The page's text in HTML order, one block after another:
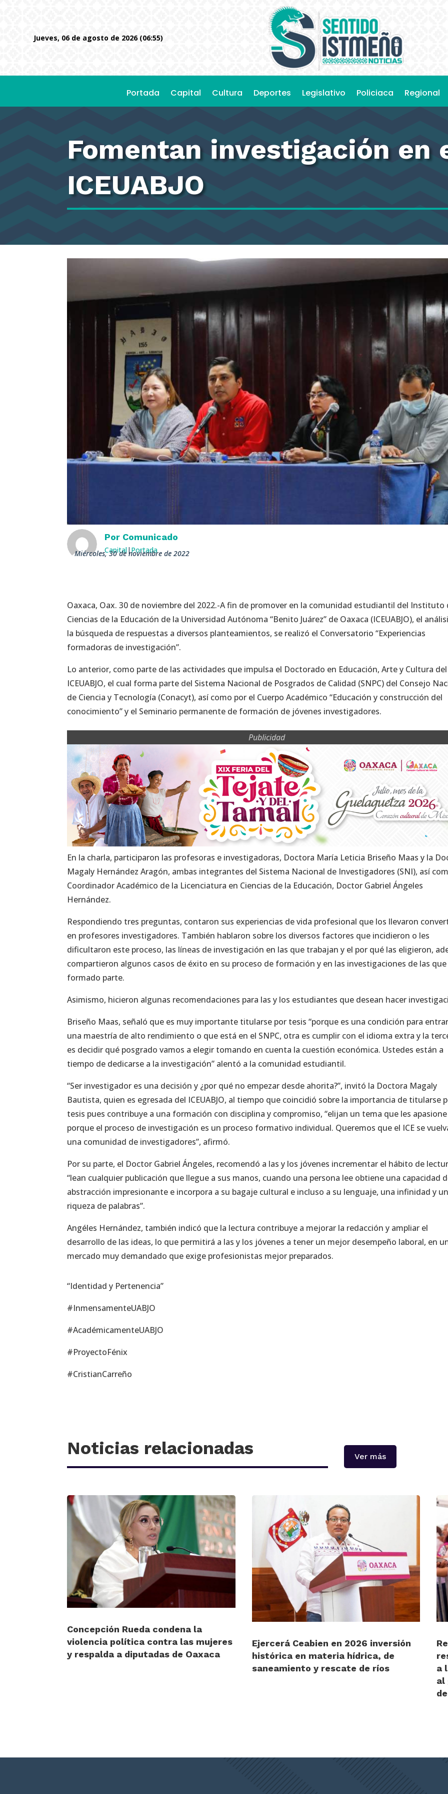
jueves, 06 de agosto de 2026 (06:55)
Portada Capital Cultura Deportes Legislativo Policiaca Regional
Fomentan investigación en
ICEUABJO
Por Comunicado
Capital|Portada
miércoles, 30 de noviembre de 2022
Oaxaca, Oax. 30 de noviembre del 2022.-A fin de promover en la comunidad estudiantil del Instituto
Ciencias de la Educación de la Universidad Autónoma “Benito Juárez” de Oaxaca (ICEUABJO), el
la búsqueda de respuestas a diversos planteamientos, se realizó el Conversatorio “Experiencias
formadoras de investigación”.
Lo anterior, como parte de las actividades que impulsa el Doctorado en Educación, Arte y Cultura del
ICEUABJO, el cual forma parte del Sistema Nacional de Posgrados de Calidad (SNPC) del Consejo
de Ciencia y Tecnología (Conacyt), así como por el Cuerpo Académico “Educación y construcción del
conocimiento” y el Seminario permanente de formación de jóvenes investigadores.
Publicidad
En la charla, participaron las profesoras e investigadoras, Doctora María Leticia Briseño Maas y la
Magaly Hernández Aragón, ambas integrantes del Sistema Nacional de Investigadores (SNI), así
Coordinador Académico de la Licenciatura en Ciencias de la Educación, Doctor Gabriel Ángeles
Hernández.
Respondiendo tres preguntas, contaron sus experiencias de vida profesional que los llevaron
en profesores investigadores. También hablaron sobre los diversos factores que incidieron o les
dificultaron este proceso, las líneas de investigación en las que trabajan y el por qué las eligieron,
compartieron algunos casos de éxito en su proceso de formación y en las investigaciones de las
formado parte.
Asimismo, hicieron algunas recomendaciones para las y los estudiantes que desean hacer
Briseño Maas, señaló que es muy importante titularse por tesis “porque es una condición para
una maestría de alto rendimiento o que está en el SNPC, otra es cumplir con el idioma extra y la
es decidir qué posgrado vamos a elegir tomando en cuenta la cuestión económica. Ustedes están a
tiempo de dedicarse a la investigación” alentó a la comunidad estudiantil.
“Ser investigador es una decisión y ¿por qué no empezar desde ahorita?”, invitó la Doctora Magaly
Bautista, quien es egresada del ICEUABJO, al tiempo que coincidió sobre la importancia de titularse
tesis pues contribuye a una formación con disciplina y compromiso, “elijan un tema que les apasione
porque el proceso de investigación es un proceso formativo individual. Queremos que el ICE se
una comunidad de investigadores”, afirmó.
Por su parte, el Doctor Gabriel Ángeles, recomendó a las y los jóvenes incrementar el hábito de
“lean cualquier publicación que llegue a sus manos, cuando una persona lee obtiene una capacidad
abstracción impresionante e incorpora a su bagaje cultural e incluso a su lenguaje, una infinidad y
riqueza de palabras”.
Angéles Hernández, también indicó que la lectura contribuye a mejorar la redacción y ampliar el
desarrollo de las ideas, lo que permitirá a las y los jóvenes a tener un mejor desempeño laboral, en
mercado muy demandado que exige profesionistas mejor preparados.
“Identidad y Pertenencia”
#InmensamenteUABJO
#AcadémicamenteUABJO
#ProyectoFénix
#CristianCarreño
Noticias relacionadas Ver más
Concepción Rueda condena la
violencia política contra las mujeres
y respalda a diputadas de Oaxaca
Ejercerá Ceabien en 2026 inversión
histórica en materia hídrica, de
saneamiento y rescate de ríos
a
al